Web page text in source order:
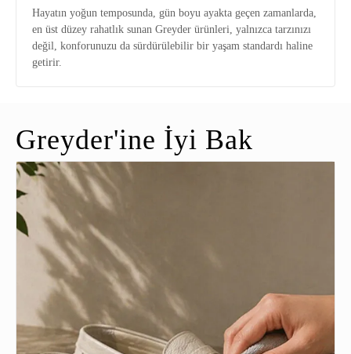
Hayatın yoğun temposunda, gün boyu ayakta geçen zamanlarda,
en üst düzey rahatlık sunan Greyder ürünleri, yalnızca tarzınızı
değil, konforunuzu da sürdürülebilir bir yaşam standardı haline
getirir.
Greyder'ine İyi Bak